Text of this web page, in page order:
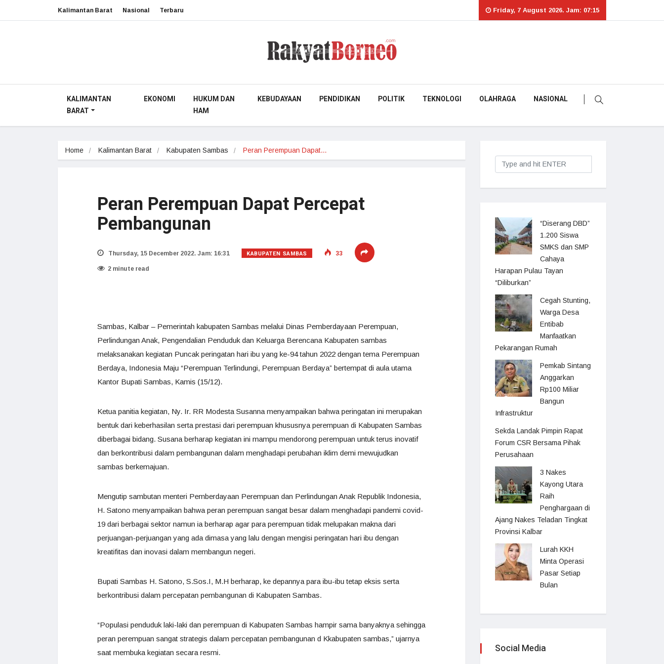
Kalimantan Barat Nasional Terbaru Friday, 7 August 2026. Jam: 07:15
KALIMANTAN
BARAT
EKONOMI
HUKUM DAN
HAM
KEBUDAYAAN PENDIDIKAN POLITIK TEKNOLOGI OLAHRAGA NASIONAL
Home Kalimantan Barat Kabupaten Sambas Peran Perempuan Dapat…
Peran Perempuan Dapat Percepat
Pembangunan
Thursday, 15 December 2022. Jam: 16:31 KABUPATEN SAMBAS 33
2 minute read
Sambas, Kalbar – Pemerintah kabupaten Sambas melalui Dinas Pemberdayaan Perempuan,
Perlindungan Anak, Pengendalian Penduduk dan Keluarga Berencana Kabupaten sambas
melaksanakan kegiatan Puncak peringatan hari ibu yang ke-94 tahun 2022 dengan tema Perempuan
Berdaya, Indonesia Maju “Perempuan Terlindungi, Perempuan Berdaya” bertempat di aula utama
Kantor Bupati Sambas, Kamis (15/12).
Ketua panitia kegiatan, Ny. Ir. RR Modesta Susanna menyampaikan bahwa peringatan ini merupakan
bentuk dari keberhasilan serta prestasi dari perempuan khususnya perempuan di Kabupaten Sambas
diberbagai bidang. Susana berharap kegiatan ini mampu mendorong perempuan untuk terus inovatif
dan berkontribusi dalam pembangunan dalam menghadapi perubahan iklim demi mewujudkan
sambas berkemajuan.
Mengutip sambutan menteri Pemberdayaan Perempuan dan Perlindungan Anak Republik Indonesia,
H. Satono menyampaikan bahwa peran perempuan sangat besar dalam menghadapi pandemi covid-
19 dari berbagai sektor namun ia berharap agar para perempuan tidak melupakan makna dari
perjuangan-perjuangan yang ada dimasa yang lalu dengan mengisi peringatan hari ibu dengan
kreatifitas dan inovasi dalam membangun negeri.
Bupati Sambas H. Satono, S.Sos.I, M.H berharap, ke depannya para ibu-ibu tetap eksis serta
berkontribusi dalam percepatan pembangunan di Kabupaten Sambas.
“Populasi penduduk laki-laki dan perempuan di Kabupaten Sambas hampir sama banyaknya sehingga
peran perempuan sangat strategis dalam percepatan pembangunan d Kkabupaten sambas,” ujarnya
saat membuka kegiatan secara resmi.
“Diserang DBD”
1.200 Siswa
SMKS dan SMP
Cahaya
Harapan Pulau Tayan
“Diliburkan”
Cegah Stunting,
Warga Desa
Entibab
Manfaatkan
Pekarangan Rumah
Pemkab Sintang
Anggarkan
Rp100 Miliar
Bangun
Infrastruktur
Sekda Landak Pimpin Rapat
Forum CSR Bersama Pihak
Perusahaan
3 Nakes
Kayong Utara
Raih
Penghargaan di
Ajang Nakes Teladan Tingkat
Provinsi Kalbar
Lurah KKH
Minta Operasi
Pasar Setiap
Bulan
Social Media